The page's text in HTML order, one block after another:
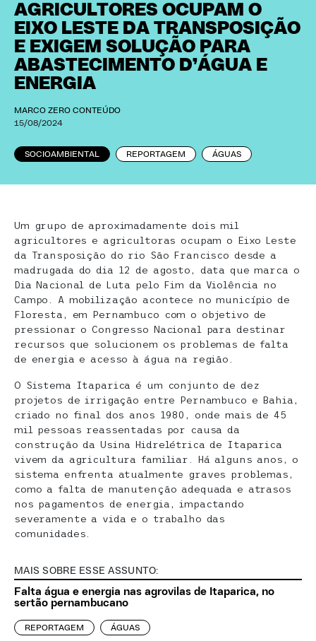
AGRICULTORES OCUPAM O
EIXO LESTE DA TRANSPOSIÇÃO
E EXIGEM SOLUÇÃO PARA
ABASTECIMENTO D’ÁGUA E
ENERGIA
MARCO ZERO CONTEÚDO
15/08/2024
SOCIOAMBIENTAL REPORTAGEM ÁGUAS
Um grupo de aproximadamente dois mil
agricultores e agricultoras ocupam o Eixo Leste
da Transposição do rio São Francisco desde a
madrugada do dia 12 de agosto, data que marca o
Dia Nacional de Luta pelo Fim da Violência no
Campo. A mobilização acontece no município de
Floresta, em Pernambuco com o objetivo de
pressionar o Congresso Nacional para destinar
recursos que solucionem os problemas de falta
de energia e acesso à água na região.
O Sistema Itaparica é um conjunto de dez
projetos de irrigação entre Pernambuco e Bahia,
criado no final dos anos 1980, onde mais de 45
mil pessoas reassentadas por causa da
construção da Usina Hidrelétrica de Itaparica
vivem da agricultura familiar. Há alguns anos, o
sistema enfrenta atualmente graves problemas,
como a falta de manutenção adequada e atrasos
nos pagamentos de energia, impactando
severamente a vida e o trabalho das
comunidades.
MAIS SOBRE ESSE ASSUNTO:
Falta água e energia nas agrovilas de Itaparica, no
sertão pernambucano
REPORTAGEM ÁGUAS